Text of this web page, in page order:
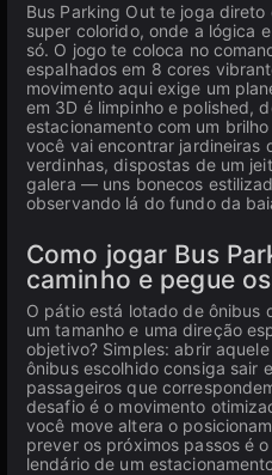
Bus Parking Out te joga
super colorido, onde a lógica
só. O jogo te coloca no
espalhados em 8 cores
movimento aqui exige um
em 3D é limpinho e polished,
estacionamento com um
você vai encontrar jardineiras
verdinhas, dispostas de um
galera — uns bonecos
observando lá do fundo da
Como jogar Bus
caminho e pegue
O pátio está lotado de ônibus
um tamanho e uma direção
objetivo? Simples: abrir
ônibus escolhido consiga sair
passageiros que
desafio é o movimento
você move altera o
prever os próximos passos é
lendário de um